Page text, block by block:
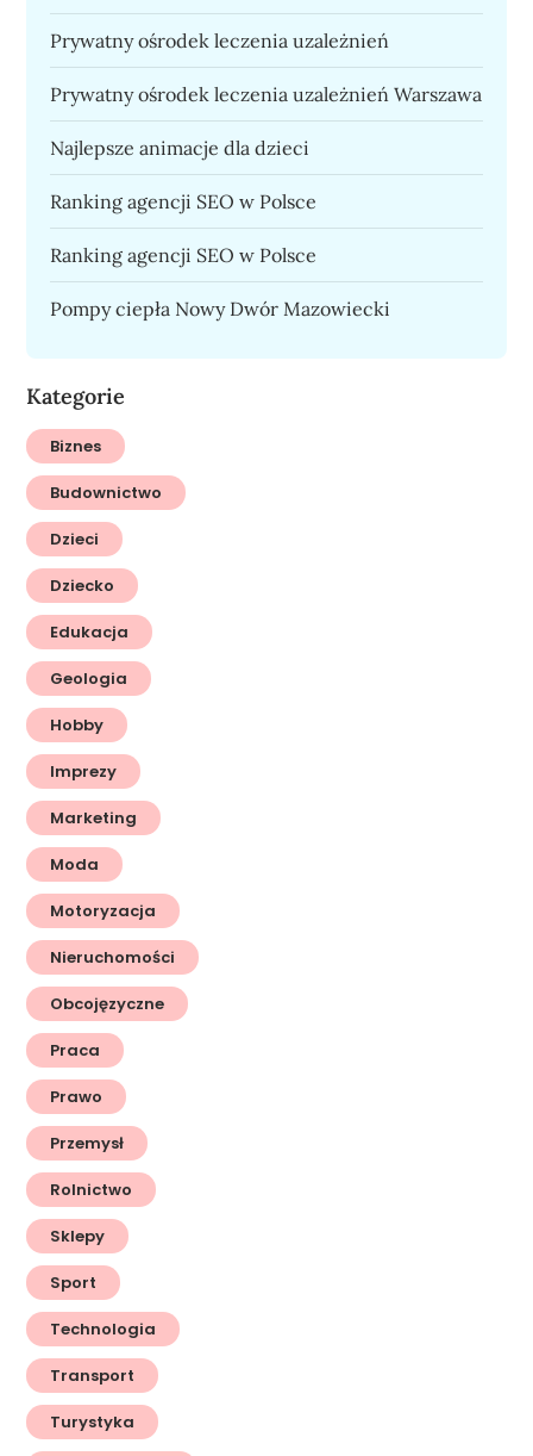
Prywatny ośrodek leczenia uzależnień
Prywatny ośrodek leczenia uzależnień Warszawa
Najlepsze animacje dla dzieci
Ranking agencji SEO w Polsce
Ranking agencji SEO w Polsce
Pompy ciepła Nowy Dwór Mazowiecki
Kategorie
Biznes
Budownictwo
Dzieci
Dziecko
Edukacja
Geologia
Hobby
Imprezy
Marketing
Moda
Motoryzacja
Nieruchomości
Obcojęzyczne
Praca
Prawo
Przemysł
Rolnictwo
Sklepy
Sport
Technologia
Transport
Turystyka